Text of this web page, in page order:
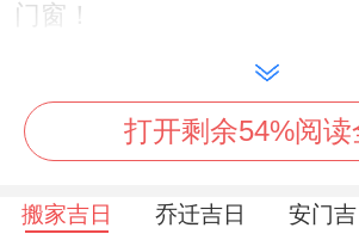
门窗！
吉时可选巳时（9-11时）或午
时）。利用阳气旺盛时段压
需优先开启南方门窗，引太岁
以五行水物（如铜壶盛水）镇
打开剩余54%阅读
搬家吉日 乔迁吉日 安门吉